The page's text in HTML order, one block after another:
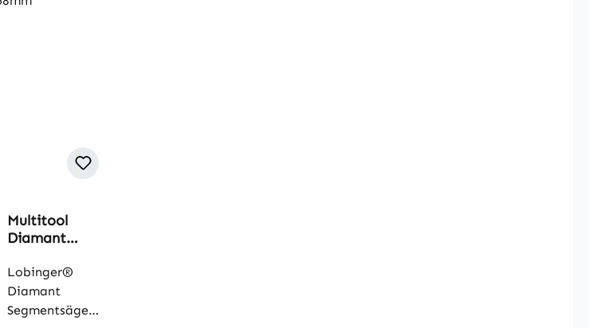
Multitool
Diamant
68mm
Lobinger®
Diamant
Segmentsägebl